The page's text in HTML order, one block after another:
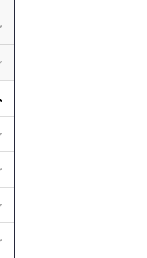
Undermeny för
Undermeny för
Undermeny för Om
Undermeny för Kontakt
Undermeny för Jobba
Undermeny för
Undermeny för Vision och